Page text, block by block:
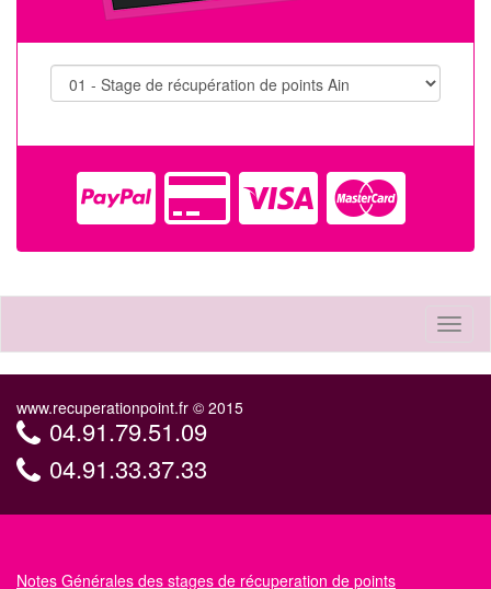
www.recuperationpoint.fr © 2015
04.91.79.51.09
04.91.33.37.33
Notes Générales des stages de récuperation de points